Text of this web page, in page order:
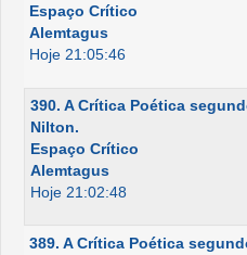
Espaço Crítico
Alemtagus
Hoje 21:05:46
390. A Crítica Poética
Nilton.
Espaço Crítico
Alemtagus
Hoje 21:02:48
389. A Crítica Poética